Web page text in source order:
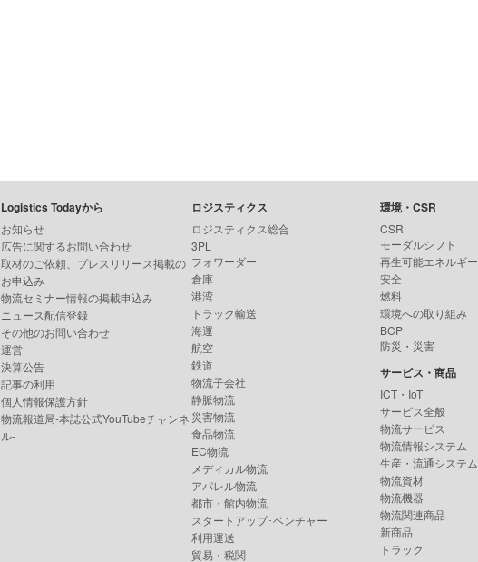
Logistics Todayから
お知らせ
広告に関するお問い合わせ
取材のご依頼、プレスリリース掲載の
お申込み
物流セミナー情報の掲載申込み
ニュース配信登録
その他のお問い合わせ
運営
決算公告
記事の利用
個人情報保護方針
物流報道局-本誌公式YouTubeチャンネ
ル-
ロジスティクス
ロジスティクス総合
3PL
フォワーダー
倉庫
港湾
トラック輸送
海運
航空
鉄道
物流子会社
静脈物流
災害物流
食品物流
EC物流
メディカル物流
アパレル物流
都市・館内物流
スタートアップ･ベンチャー
利用運送
貿易・税関
環境・CSR
CSR
モーダルシフト
再生可能エネルギー
安全
燃料
環境への取り組み
BCP
防災・災害
サービス・商品
ICT・IoT
サービス全般
物流サービス
物流情報システム
生産・流通システム
物流資材
物流機器
物流関連商品
新商品
トラック